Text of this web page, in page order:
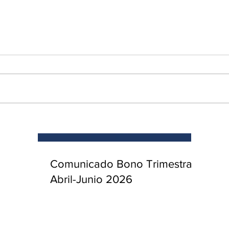
Comunicado Bono Trimestral
Abril-Junio 2026